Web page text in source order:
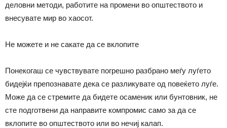
деловни методи, работите на промени во општеството и
внесувате мир во хаосот.
Не можете и не сакате да се вклопите
Понекогаш се чувствувате погрешно разбрано меѓу луѓето
бидејќи препознавате дека се разликувате од повеќето луѓе.
Може да се стремите да бидете осаменик или бунтовник, не
сте подготвени да направите компромис само за да се
вклопите во општеството или во нечиј калап.